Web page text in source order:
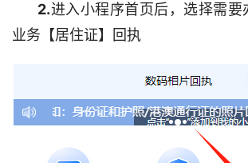
2.进入小程序首页后，选择需要
业务【居住证】回执